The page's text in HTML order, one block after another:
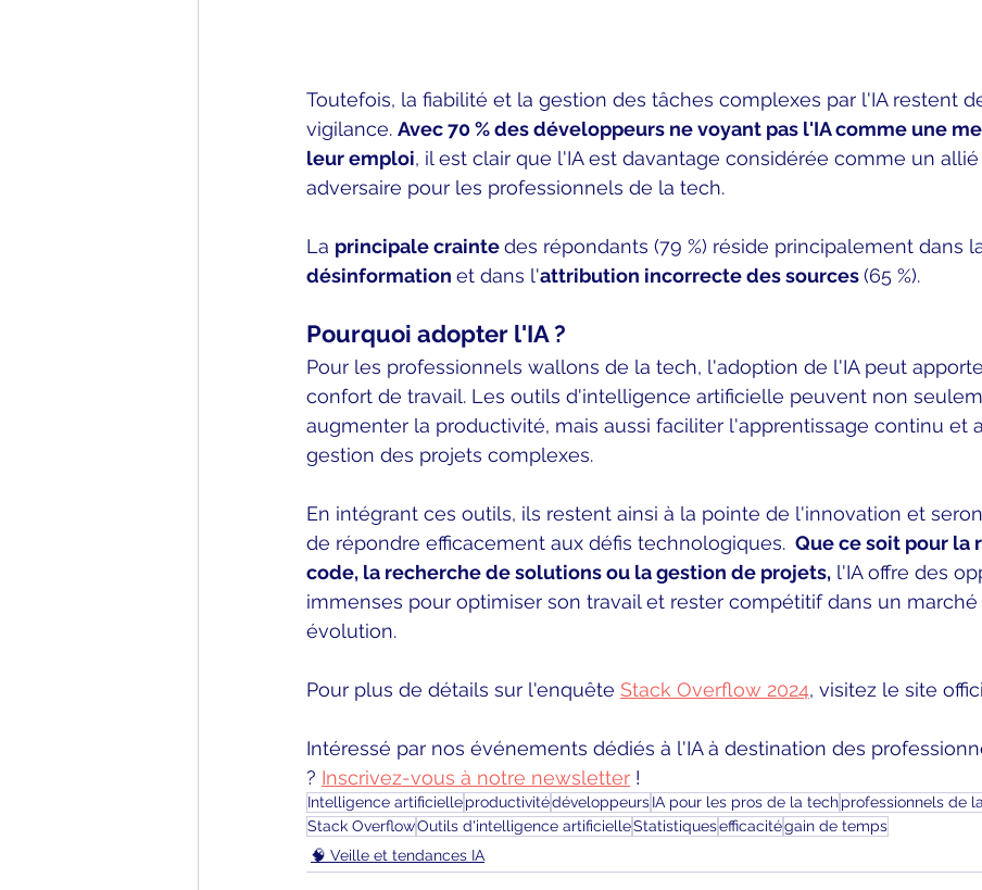
Toutefois, la fiabilité et la gestion des tâches complexes par l'IA restent
vigilance. Avec 70 % des développeurs ne voyant pas l'IA comme une
leur emploi, il est clair que l'IA est davantage considérée comme un
adversaire pour les professionnels de la tech.
La principale crainte des répondants (79 %) réside principalement dans
désinformation et dans l'attribution incorrecte des sources (65 %).
Pourquoi adopter l'IA ?
Pour les professionnels wallons de la tech, l'adoption de l'IA peut
confort de travail. Les outils d'intelligence artificielle peuvent non
augmenter la productivité, mais aussi faciliter l'apprentissage continu et
gestion des projets complexes.
En intégrant ces outils, ils restent ainsi à la pointe de l'innovation et
de répondre efficacement aux défis technologiques. Que ce soit pour la
code, la recherche de solutions ou la gestion de projets, l'IA offre des
immenses pour optimiser son travail et rester compétitif dans un
évolution.
Pour plus de détails sur l'enquête Stack Overflow 2024, visitez le site
Intéressé par nos événements dédiés à l'IA à destination des
? Inscrivez-vous à notre newsletter !
Intelligence artificielleproductivitédéveloppeursIA pour les pros de la techprofessionnels de
Stack OverflowOutils d'intelligence artificielleStatistiquesefficacitégain de temps
🧠 Veille et tendances IA